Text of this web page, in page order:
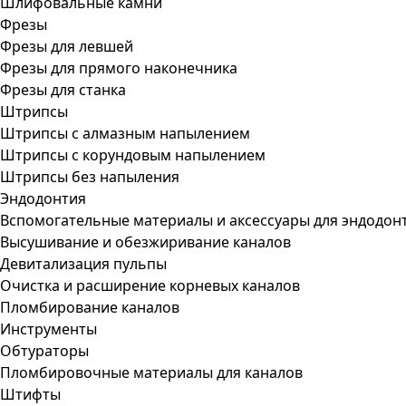
Фрезы
Фрезы для левшей
Фрезы для прямого наконечника
Фрезы для станка
Штрипсы
Штрипсы c алмазным напылением
Штрипсы c корундовым напылением
Штрипсы без напыления
Эндодонтия
Вспомогательные материалы и аксессуары для
Высушивание и обезжиривание каналов
Девитализация пульпы
Очистка и расширение корневых каналов
Пломбирование каналов
Инструменты
Обтураторы
Пломбировочные материалы для каналов
Штифты